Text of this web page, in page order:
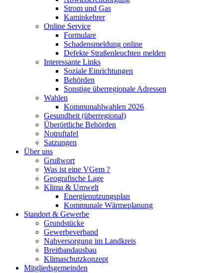
Strom und Gas
Kaminkehrer
Online Service
Formulare
Schadensmeldung online
Defekte Straßenleuchten melden
Interessante Links
Soziale Einrichtungen
Behörden
Sonstige überregionale Adressen
Wahlen
Kommunahlwahlen 2026
Gesundheit (überregional)
Überörtliche Behörden
Notruftafel
Satzungen
Über uns
Grußwort
Was ist eine VGem ?
Geografische Lage
Klima & Umwelt
Energienutzungsplan
Kommunale Wärmeplanung
Standort & Gewerbe
Grundstücke
Gewerbeverband
Nahversorgung im Landkreis
Breitbandausbau
Klimaschutzkonzept
Mitgliedsgemeinden